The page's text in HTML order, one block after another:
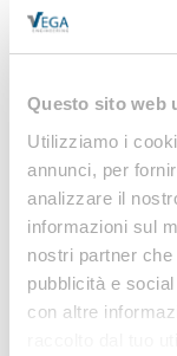
Questo sito web
Utilizziamo i
annunci, per
analizzare il
informazioni sul
nostri partner
pubblicità e
con altre
CORSI HACCP
Scarica i
Documenti
Fac simile
monitoraggio
infestanti